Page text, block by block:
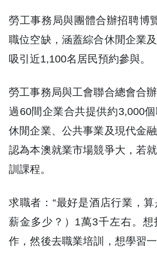
勞工事務局與團體合辦招聘博
職位空缺，涵蓋綜合休閒企業
吸引近1,100名居民預約參與。
勞工事務局與工會聯合總會合
過60間企業合共提供約3,000
休閒企業、公共事業及現代金
認為本澳就業市場競爭大，若
訓課程。
求職者：“最好是酒店行業，
薪金多少？）1萬3千左右。
作，然後去職業培訓，想學習